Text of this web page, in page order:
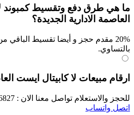
ما هي طرق دفع وتقسيط كمبوند
العاصمة الادارية الجديدة؟
بالتساوي.
ارقام مبيعات لا كابيتال ايست
للحجز والاستعلام تواصل معنا الان : 01060626827
اتصل واتساب